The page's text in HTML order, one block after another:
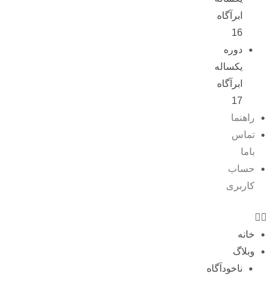
ابرآگاه
16
دوره
یکساله
ابرآگاه
17
راهنما
تماس
باما
حساب
کاربری
خانه
وبلاگ
ناخودآگاه